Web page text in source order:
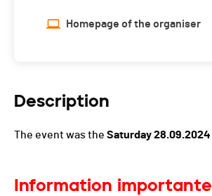
Homepage of the organiser
Description
The event was the Saturday 28.09.2024
Information importante